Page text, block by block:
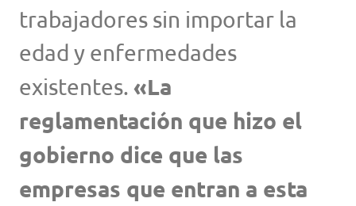
trabajadores sin importar la
edad y enfermedades
existentes. «La
reglamentación que hizo el
gobierno dice que las
empresas que entran a esta